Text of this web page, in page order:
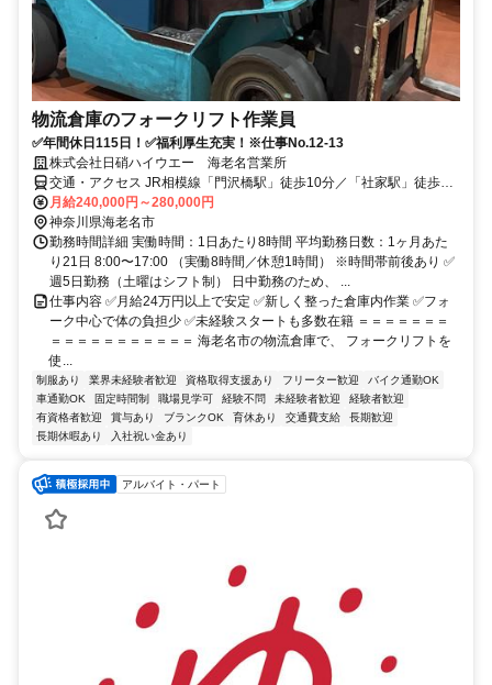
物流倉庫のフォークリフト作業員
✅年間休日115日！✅福利厚生充実！※仕事No.12-13
株式会社日硝ハイウエー 海老名営業所
交通・アクセス JR相模線「門沢橋駅」徒歩10分／「社家駅」徒歩15
分 ◎車通勤OK
月給240,000円～280,000円
神奈川県海老名市
勤務時間詳細 実働時間：1日あたり8時間 平均勤務日数：1ヶ月あた
り21日 8:00〜17:00 （実働8時間／休憩1時間） ※時間帯前後あり ✅
週5日勤務（土曜はシフト制） 日中勤務のため、 ...
仕事内容 ✅月給24万円以上で安定 ✅新しく整った倉庫内作業 ✅フォ
ーク中心で体の負担少 ✅未経験スタートも多数在籍 ＝＝＝＝＝＝＝
＝＝＝＝＝＝＝＝＝＝＝ 海老名市の物流倉庫で、 フォークリフトを
使...
制服あり 業界未経験者歓迎 資格取得支援あり フリーター歓迎
バイク通勤OK
車通勤OK
固定時間制 職場見学可 経験不問 未経験者歓迎
経験者歓迎
有資格者歓迎
賞与あり ブランクOK 育休あり 交通費支給
長期歓迎
長期休暇あり
入社祝い金あり
アルバイト・パート